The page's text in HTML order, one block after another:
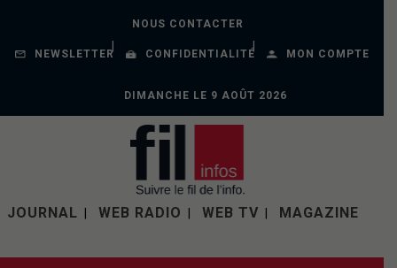
NOUS CONTACTER
NEWSLETTER CONFIDENTIALITÉ MON COMPTE
DIMANCHE LE 9 AOÛT 2026
JOURNAL WEB RADIO WEB TV MAGAZINE